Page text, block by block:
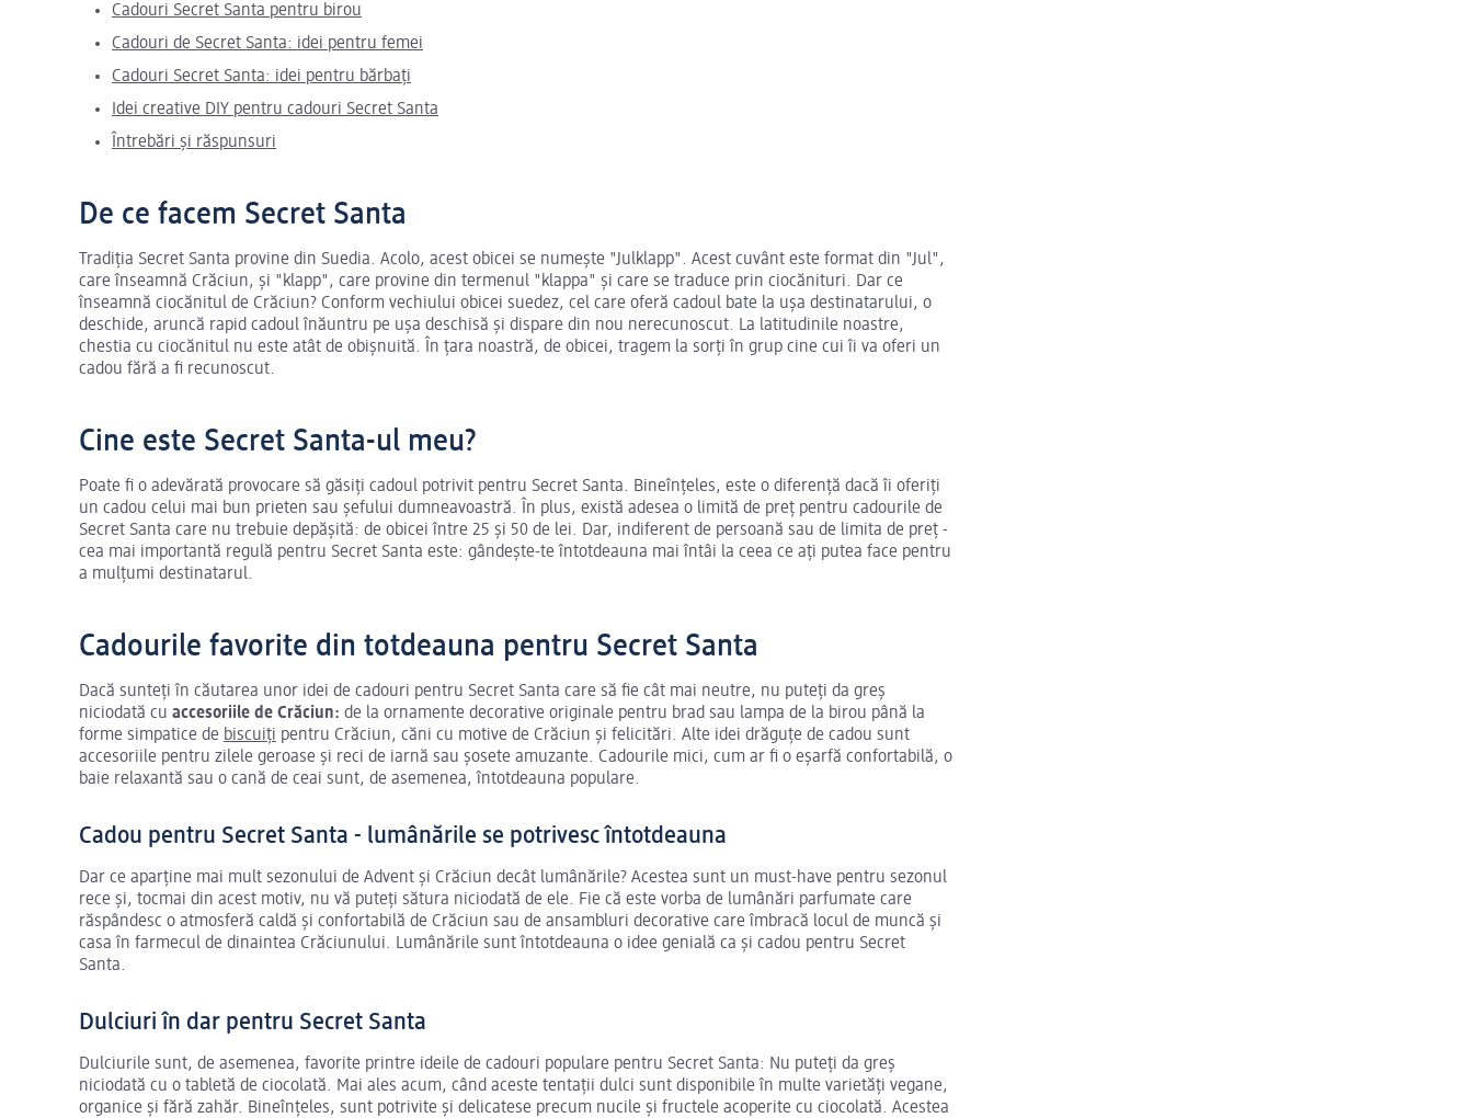
Cadouri Secret Santa pentru birou
Cadouri de Secret Santa: idei pentru femei
Cadouri Secret Santa: idei pentru bărbați
Idei creative DIY pentru cadouri Secret Santa
Întrebări și răspunsuri
De ce facem Secret Santa
Tradiția Secret Santa provine din Suedia. Acolo, acest obicei se numește "Julklapp". Acest cuvânt este format din "Jul",
care înseamnă Crăciun, și "klapp", care provine din termenul "klappa" și care se traduce prin ciocănituri. Dar ce
înseamnă ciocănitul de Crăciun? Conform vechiului obicei suedez, cel care oferă cadoul bate la ușa destinatarului, o
deschide, aruncă rapid cadoul înăuntru pe ușa deschisă și dispare din nou nerecunoscut. La latitudinile noastre,
chestia cu ciocănitul nu este atât de obișnuită. În țara noastră, de obicei, tragem la sorți în grup cine cui îi va oferi un
cadou fără a fi recunoscut.
Cine este Secret Santa-ul meu?
Poate fi o adevărată provocare să găsiți cadoul potrivit pentru Secret Santa. Bineînțeles, este o diferență dacă îi oferiți
un cadou celui mai bun prieten sau șefului dumneavoastră. În plus, există adesea o limită de preț pentru cadourile de
Secret Santa care nu trebuie depășită: de obicei între 25 și 50 de lei. Dar, indiferent de persoană sau de limita de preț -
cea mai importantă regulă pentru Secret Santa este: gândește-te întotdeauna mai întâi la ceea ce ați putea face pentru
a mulțumi destinatarul.
Cadourile favorite din totdeauna pentru Secret Santa
Dacă sunteți în căutarea unor idei de cadouri pentru Secret Santa care să fie cât mai neutre, nu puteți da greș
niciodată cu accesoriile de Crăciun: de la ornamente decorative originale pentru brad sau lampa de la birou până la
forme simpatice de biscuiți pentru Crăciun, căni cu motive de Crăciun și felicitări. Alte idei drăguțe de cadou sunt
accesoriile pentru zilele geroase și reci de iarnă sau șosete amuzante. Cadourile mici, cum ar fi o eșarfă confortabilă, o
baie relaxantă sau o cană de ceai sunt, de asemenea, întotdeauna populare.
Cadou pentru Secret Santa - lumânările se potrivesc întotdeauna
Dar ce aparține mai mult sezonului de Advent și Crăciun decât lumânările? Acestea sunt un must-have pentru sezonul
rece și, tocmai din acest motiv, nu vă puteți sătura niciodată de ele. Fie că este vorba de lumânări parfumate care
răspândesc o atmosferă caldă și confortabilă de Crăciun sau de ansambluri decorative care îmbracă locul de muncă și
casa în farmecul de dinaintea Crăciunului. Lumânările sunt întotdeauna o idee genială ca și cadou pentru Secret
Santa.
Dulciuri în dar pentru Secret Santa
Dulciurile sunt, de asemenea, favorite printre ideile de cadouri populare pentru Secret Santa: Nu puteți da greș
niciodată cu o tabletă de ciocolată. Mai ales acum, când aceste tentații dulci sunt disponibile în multe varietăți vegane,
organice și fără zahăr. Bineînțeles, sunt potrivite și delicatese precum nucile și fructele acoperite cu ciocolată. Acestea